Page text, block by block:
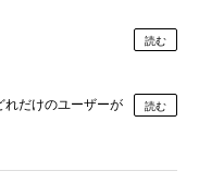
読む
だけのユーザーが
読む